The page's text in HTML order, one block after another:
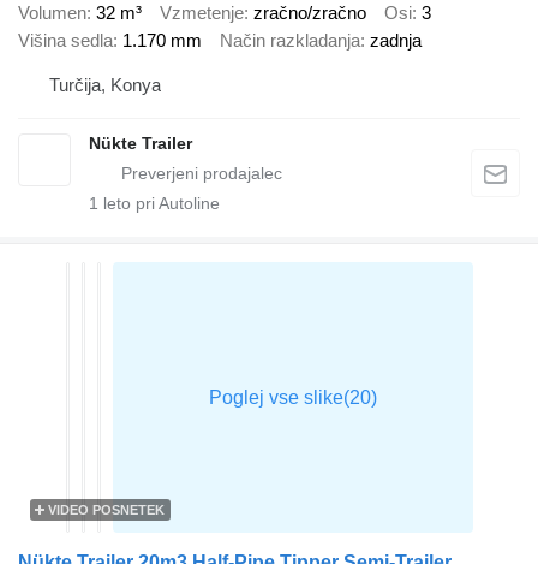
Volumen 32 m³ Vzmetenje zračno/zračno Osi 3
Višina sedla 1.170 mm Način razkladanja zadnja
Turčija, Konya
Nükte Trailer
1 leto pri Autoline
VIDEO POSNETEK